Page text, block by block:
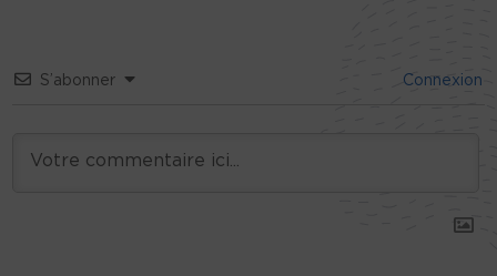
S’abonner Connexion